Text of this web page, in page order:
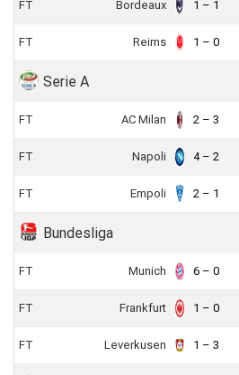
FT Bordeaux 1 – 1
FT Reims 1 – 0
Serie A
FT AC Milan 2 – 3
FT Napoli 4 – 2
FT Empoli 2 – 1
Bundesliga
FT Munich 6 – 0
FT Frankfurt 1 – 0
FT Leverkusen 1 – 3